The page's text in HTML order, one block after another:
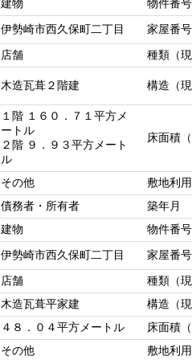
建物
物件番号
伊勢崎市西久保町二丁目
家屋番号
店舗 種類（
木造瓦葺２階建 構造（
１階 １６０．７１平方メ
ートル
２階 ９．９３平方メート
ル
床面積
その他
敷地利
債務者・所有者
築年月
建物
物件番号
伊勢崎市西久保町二丁目
家屋番号
店舗
種類（
木造瓦葺平家建
構造（
４８．０４平方メートル
床面積
その他 敷地利